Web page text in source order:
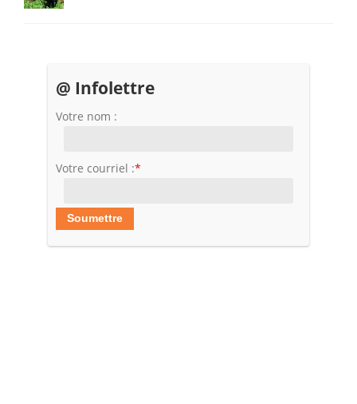
@ Infolettre
Votre nom :
Votre courriel :*